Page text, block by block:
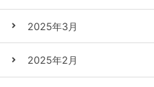
2025年3月
2025年2月